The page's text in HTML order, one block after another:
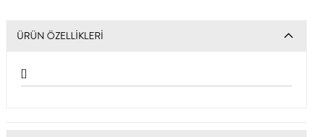
ÜRÜN ÖZELLIKLERI
[]